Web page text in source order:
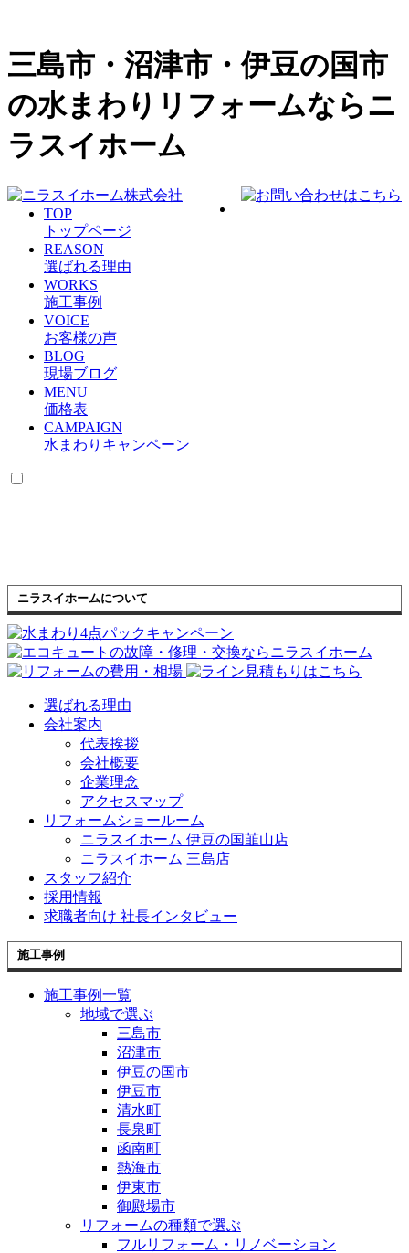
三島市・沼津市・伊豆の国市
の水まわりリフォームならニ
ラスイホーム
TOP
トップページ
REASON
選ばれる理由
WORKS
施工事例
VOICE
お客様の声
BLOG
現場ブログ
MENU
価格表
CAMPAIGN
水まわりキャンペーン
ニラスイホームについて
選ばれる理由
会社案内
代表挨拶
会社概要
企業理念
アクセスマップ
リフォームショールーム
ニラスイホーム 伊豆の国韮山店
ニラスイホーム 三島店
スタッフ紹介
採用情報
求職者向け 社長インタビュー
施工事例
施工事例一覧
地域で選ぶ
三島市
沼津市
伊豆の国市
伊豆市
清水町
長泉町
函南町
熱海市
伊東市
御殿場市
リフォームの種類で選ぶ
フルリフォーム・リノベーション